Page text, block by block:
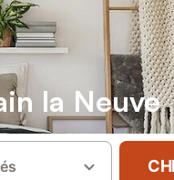
la Neuve